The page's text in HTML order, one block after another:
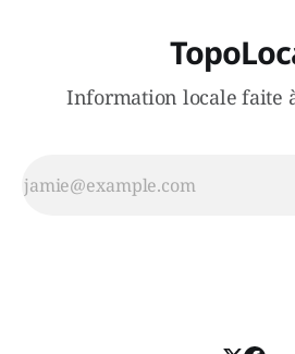
Information locale faite